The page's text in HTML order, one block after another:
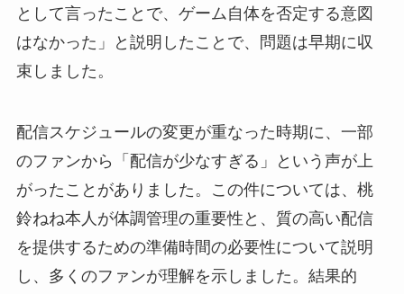
として言ったことで、ゲーム自体を否定する意図
はなかった」と説明したことで、問題は早期に収
束しました。
配信スケジュールの変更が重なった時期に、一部
のファンから「配信が少なすぎる」という声が上
がったことがありました。この件については、桃
鈴ねね本人が体調管理の重要性と、質の高い配信
を提供するための準備時間の必要性について説明
し、多くのファンが理解を示しました。結果的